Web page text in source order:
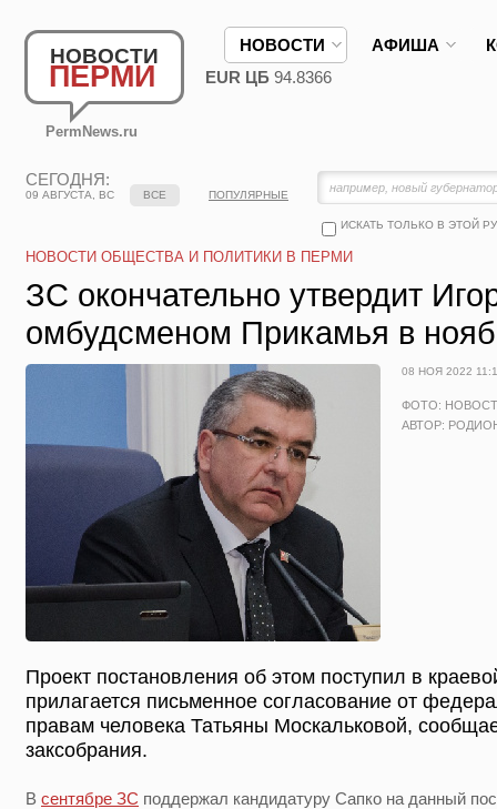
НОВОСТИ
ПЕРМИ
PermNews.ru
НОВОСТИ АФИША
EUR ЦБ 94.8366
СЕГОДНЯ:
09 АВГУСТА, ВС
ИСКАТЬ ТОЛЬКО В ЭТОЙ
ВСЕ ПОПУЛЯРНЫЕ
НОВОСТИ ОБЩЕСТВА И ПОЛИТИКИ В ПЕРМИ
ЗС окончательно утвердит
омбудсменом Прикамья в
08 НОЯ 2022
ФОТО:
АВТОР:
Проект постановления об этом поступил в
прилагается письменное согласование от
правам человека Татьяны Москальковой,
заксобрания.
В сентябре ЗС поддержал кандидатуру Сапко на данный